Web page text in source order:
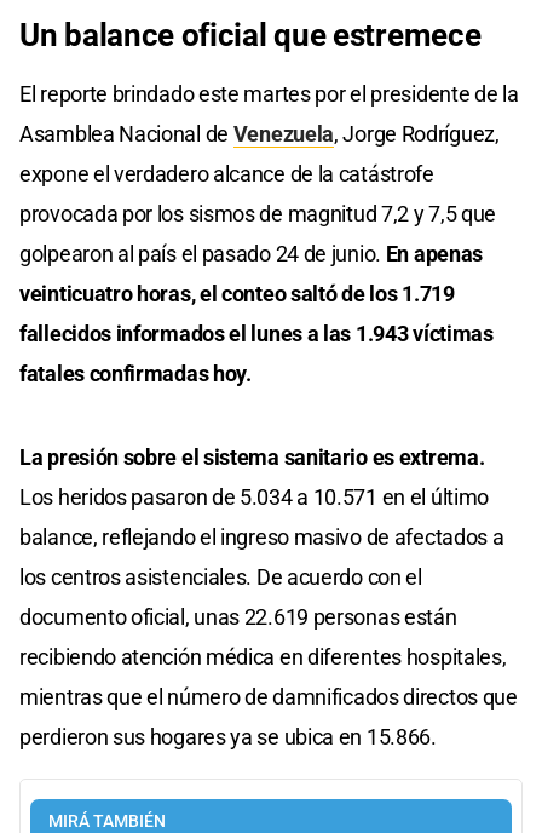
Un balance oficial que estremece
El reporte brindado este martes por el presidente de la
Asamblea Nacional de Venezuela, Jorge Rodríguez,
expone el verdadero alcance de la catástrofe
provocada por los sismos de magnitud 7,2 y 7,5 que
golpearon al país el pasado 24 de junio. En apenas
veinticuatro horas, el conteo saltó de los 1.719
fallecidos informados el lunes a las 1.943 víctimas
fatales confirmadas hoy.
La presión sobre el sistema sanitario es extrema.
Los heridos pasaron de 5.034 a 10.571 en el último
balance, reflejando el ingreso masivo de afectados a
los centros asistenciales. De acuerdo con el
documento oficial, unas 22.619 personas están
recibiendo atención médica en diferentes hospitales,
mientras que el número de damnificados directos que
perdieron sus hogares ya se ubica en 15.866.
MIRÁ TAMBIÉN